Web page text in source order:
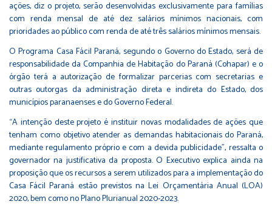
ações, diz o projeto, serão desenvolvidas exclusivamente para famílias
com renda mensal de até dez salários mínimos nacionais, com
prioridades ao público com renda de até três salários mínimos mensais.
O Programa Casa Fácil Paraná, segundo o Governo do Estado, será de
responsabilidade da Companhia de Habitação do Paraná (Cohapar) e o
órgão terá a autorização de formalizar parcerias com secretarias e
outras outorgas da administração direta e indireta do Estado, dos
municípios paranaenses e do Governo Federal.
“A intenção deste projeto é instituir novas modalidades de ações que
tenham como objetivo atender as demandas habitacionais do Paraná,
mediante regulamento próprio e com a devida publicidade”, ressalta o
governador na justificativa da proposta. O Executivo explica ainda na
proposição que os recursos a serem utilizados para a implementação do
Casa Fácil Paraná estão previstos na Lei Orçamentária Anual (LOA)
2020, bem como no Plano Plurianual 2020-2023.